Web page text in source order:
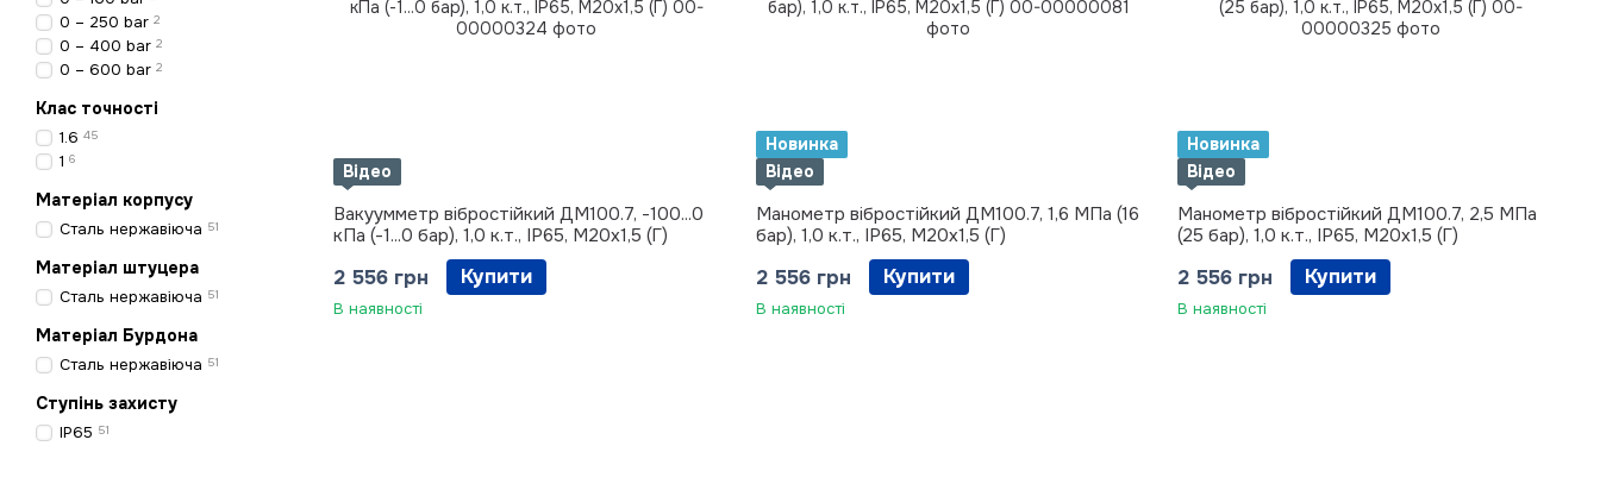
Відео
Вакуумметр вібростійкий ДМ100.7, -100...0
кПа (-1...0 бар), 1,0 к.т., IP65, М20х1,5 (Г)
2 556 грн Купити
В наявності
Новинка
Відео
Манометр вібростійкий ДМ100.7, 1,6 МПа (16
бар), 1,0 к.т., IP65, М20х1,5 (Г)
2 556 грн Купити
В наявності
Новинка
Відео
Манометр вібростійкий ДМ100.7, 2,5 МПа
(25 бар), 1,0 к.т., IP65, М20х1,5 (Г)
2 556 грн Купити
В наявності
0 – 250 bar 2
0 – 400 bar 2
0 – 600 bar 2
Клас точності
1.6 45
1 6
Матеріал корпусу
Сталь нержавіюча 51
Матеріал штуцера
Сталь нержавіюча 51
Матеріал Бурдона
Сталь нержавіюча 51
Ступінь захисту
IP65 51